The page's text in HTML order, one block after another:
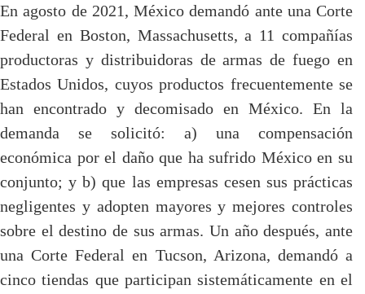
En agosto de 2021, México demandó ante una Corte
Federal en Boston, Massachusetts, a 11 compañías
productoras y distribuidoras de armas de fuego en
Estados Unidos, cuyos productos frecuentemente se
han encontrado y decomisado en México. En la
demanda se solicitó: a) una compensación
económica por el daño que ha sufrido México en su
conjunto; y b) que las empresas cesen sus prácticas
negligentes y adopten mayores y mejores controles
sobre el destino de sus armas. Un año después, ante
una Corte Federal en Tucson, Arizona, demandó a
cinco tiendas que participan sistemáticamente en el